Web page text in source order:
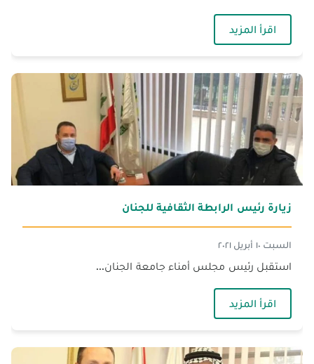
اقرأ المزيد
زيارة رئيس الرابطة الثقافية للجنان
السبت ١٠ أبريل ٢٠٢١
استقبل رئيس مجلس أمناء جامعة الجنان...
اقرأ المزيد— زيارة رئيس الرابطة الثقافية للجنان